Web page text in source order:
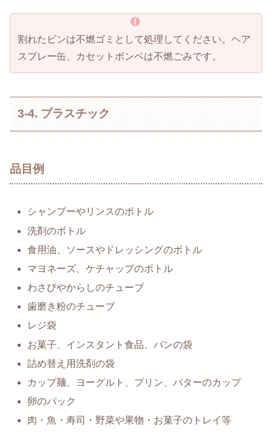
割れたビンは不燃ゴミとして処理してください。ヘア
スプレー缶、カセットボンベは不燃ごみです。
3-4. プラスチック
品目例
シャンプーやリンスのボトル
洗剤のボトル
食用油、ソースやドレッシングのボトル
マヨネーズ、ケチャップのボトル
わさびやからしのチューブ
歯磨き粉のチューブ
レジ袋
お菓子、インスタント食品、パンの袋
詰め替え用洗剤の袋
カップ麺、ヨーグルト、プリン、バターのカップ
卵のパック
肉・魚・寿司・野菜や果物・お菓子のトレイ等